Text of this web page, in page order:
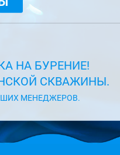
НА БУРЕНИЕ!
СКВАЖИНЫ.
МЕНЕДЖЕРОВ.